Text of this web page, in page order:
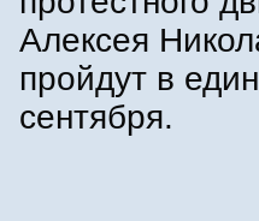
Алексея
пройдут в
сентября.